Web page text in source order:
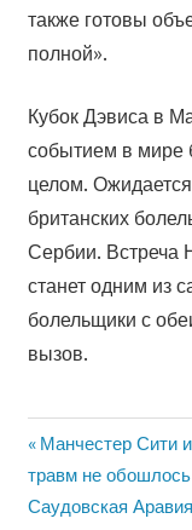
также готовы
полной».
Кубок Дэвиса в
событием в мире
целом.
британских
Сербии. Встреча
станет одним из
болельщики с
вызов.
Навигация
по
Предыдущая
запись:
Манчестер Сити
травм не обошлось
Следующая
Саудовская